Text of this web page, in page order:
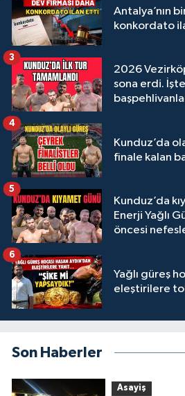
Antalya’nın
konkordato
2026
sona erdi.
3
Kunduz’da
finale kalan
4
Kunduz’da
Enerji Yağlı
öncesi
5
Yağlı güreş
eleştirilere
6
Son Haberler
Asayiş